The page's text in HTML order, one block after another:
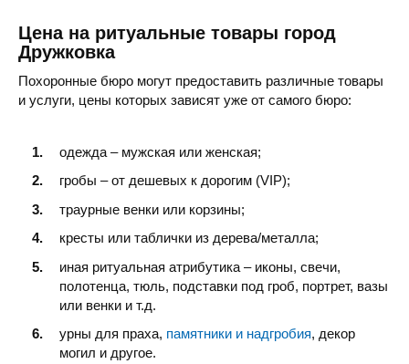
Цена на ритуальные товары город
Дружковка
Похоронные бюро могут предоставить различные товары
и услуги, цены которых зависят уже от самого бюро:
одежда – мужская или женская;
гробы – от дешевых к дорогим (VIP);
траурные венки или корзины;
кресты или таблички из дерева/металла;
иная ритуальная атрибутика – иконы, свечи,
полотенца, тюль, подставки под гроб, портрет, вазы
или венки и т.д.
урны для праха, памятники и надгробия, декор
могил и другое.